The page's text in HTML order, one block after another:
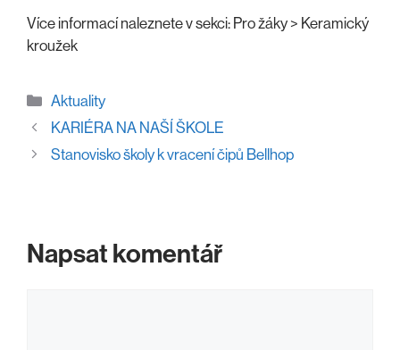
Více informací naleznete v sekci: Pro žáky > Keramický
kroužek
Rubriky
Aktuality
KARIÉRA NA NAŠÍ ŠKOLE
Stanovisko školy k vracení čipů Bellhop
Napsat komentář